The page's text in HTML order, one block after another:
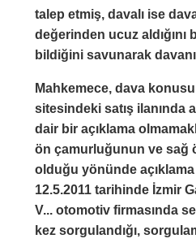
talep etmiş, davalı ise
değerinden ucuz aldığını
bildiğini savunarak
Mahkemece, dava
sitesindeki satış ilanında
dair bir açıklama
ön çamurluğunun ve sağ
olduğu yönünde
12.5.2011 tarihinde İzmir
V... otomotiv firmasında
kez sorgulandığı,